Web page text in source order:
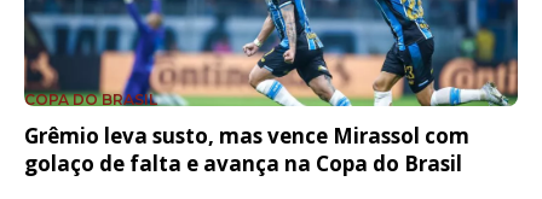
COPA DO BRASIL
Grêmio leva susto, mas vence Mirassol com
golaço de falta e avança na Copa do Brasil